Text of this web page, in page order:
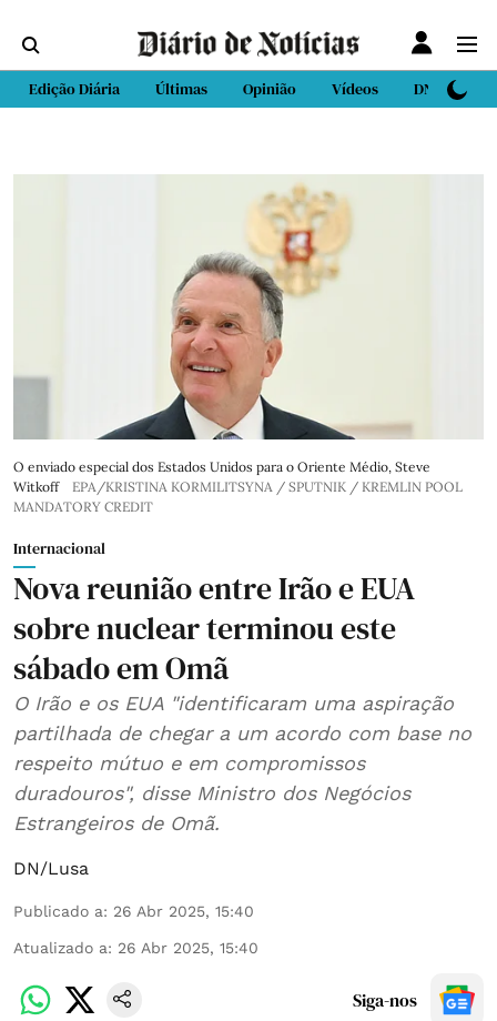
Edição Diária Últimas Opinião Vídeos DN Sport
O enviado especial dos Estados Unidos para o Oriente Médio, Steve
Witkoff
EPA/KRISTINA KORMILITSYNA / SPUTNIK / KREMLIN POOL
MANDATORY CREDIT
Internacional
Nova reunião entre Irão e EUA
sobre nuclear terminou este
sábado em Omã
O Irão e os EUA "identificaram uma aspiração
partilhada de chegar a um acordo com base no
respeito mútuo e em compromissos
duradouros", disse Ministro dos Negócios
Estrangeiros de Omã.
DN/Lusa
Publicado a: 26 Abr 2025, 15:40
Atualizado a: 26 Abr 2025, 15:40
Siga-nos